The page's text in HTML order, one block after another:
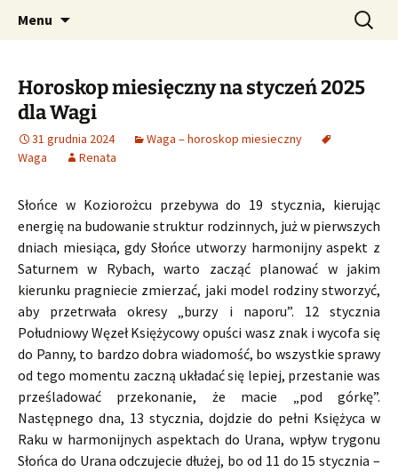
CzaroMarowy horoskop
dzienny, miesięczny i
tygodniowy
Profesjonalne przepowiednie astrologiczne
Menu Szukaj:
Horoskop miesięczny na styczeń 2025
dla Wagi
31 grudnia 2024
Waga – horoskop miesieczny
Waga
Renata
Słońce w Koziorożcu przebywa do 19 stycznia, kierując
energię na budowanie struktur rodzinnych, już w pierwszych
dniach miesiąca, gdy Słońce utworzy harmonijny aspekt z
Saturnem w Rybach, warto zacząć planować w jakim
kierunku pragniecie zmierzać, jaki model rodziny stworzyć,
aby przetrwała okresy „burzy i naporu”. 12 stycznia
Południowy Węzeł Księżycowy opuści wasz znak i wycofa się
do Panny, to bardzo dobra wiadomość, bo wszystkie sprawy
od tego momentu zaczną układać się lepiej, przestanie was
prześladować przekonanie, że macie „pod górkę”.
Następnego dna, 13 stycznia, dojdzie do pełni Księżyca w
Raku w harmonijnych aspektach do Urana, wpływ trygonu
Słońca do Urana odczujecie dłużej, bo od 11 do 15 stycznia –